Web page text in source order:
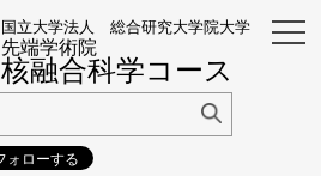
国立大学法人 総合研究大学院大学
先端学術院
核融合科学コース